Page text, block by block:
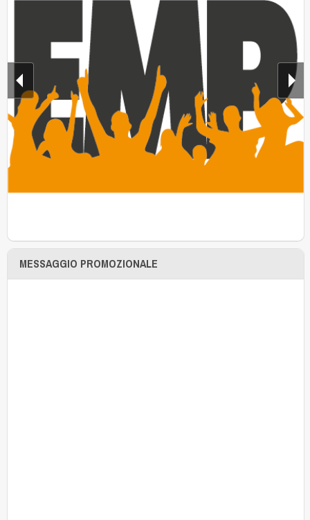
MESSAGGIO PROMOZIONALE